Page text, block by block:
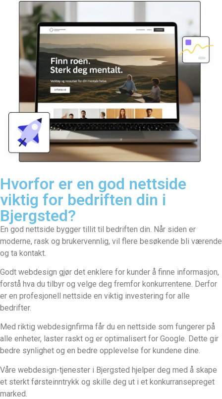
Hvorfor er en god nettside
viktig for bedriften din i
Bjergsted?
En god nettside bygger tillit til bedriften din. Når siden er
moderne, rask og brukervennlig, vil flere besøkende bli værende
og ta kontakt.
Godt webdesign gjør det enklere for kunder å finne informasjon,
forstå hva du tilbyr og velge deg fremfor konkurrentene. Derfor
er en profesjonell nettside en viktig investering for alle
bedrifter.
Med riktig webdesignfirma får du en nettside som fungerer på
alle enheter, laster raskt og er optimalisert for Google. Dette gir
bedre synlighet og en bedre opplevelse for kundene dine.
Våre webdesign-tjenester i Bjergsted hjelper deg med å skape
et sterkt førsteinntrykk og skille deg ut i et konkurransepreget
marked.